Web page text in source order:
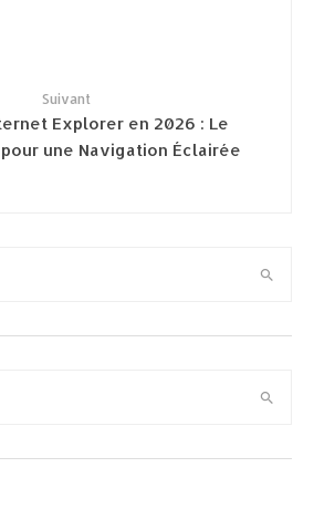
Suivant
Explorer en 2026 : Le
une Navigation Éclairée